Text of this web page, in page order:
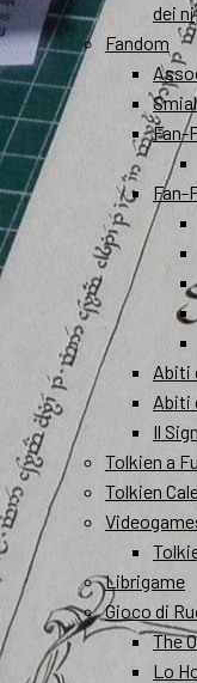
dei
Fandom
Fan-
Fan-
Abiti
Abiti
Il
Tolkien a
Tolkien
Librigame
Gioco di
The
Lo